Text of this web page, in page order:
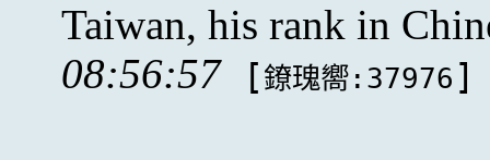
Taiwan, his rank in
08:56:57
[鐐瑰嚮:37976 ]